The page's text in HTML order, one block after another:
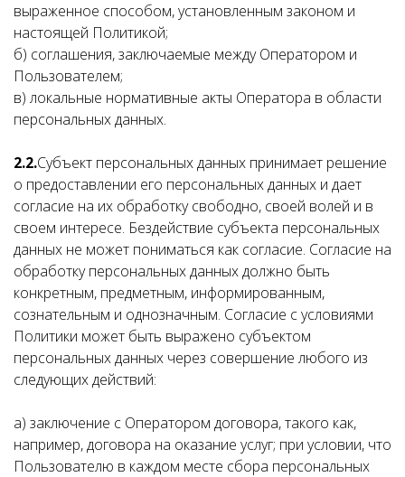
выраженное способом, установленным законом и
настоящей Политикой;
б) соглашения, заключаемые между Оператором и
Пользователем;
в) локальные нормативные акты Оператора в области
персональных данных.
2.2.Субъект персональных данных принимает решение
о предоставлении его персональных данных и дает
согласие на их обработку свободно, своей волей и в
своем интересе. Бездействие субъекта персональных
данных не может пониматься как согласие. Согласие на
обработку персональных данных должно быть
конкретным, предметным, информированным,
сознательным и однозначным. Согласие с условиями
Политики может быть выражено субъектом
персональных данных через совершение любого из
следующих действий:
а) заключение с Оператором договора, такого как,
например, договора на оказание услуг; при условии, что
Пользователю в каждом месте сбора персональных